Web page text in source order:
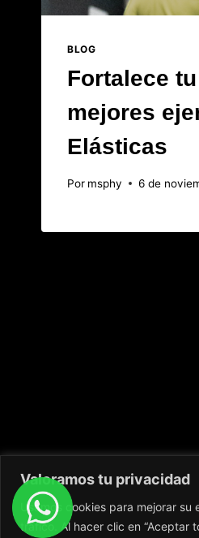
Valoramos tu privacidad
Usamos cookies para mejorar
tráfico. Al hacer clic en “Aceptar
BLOG
Fortalece
mejores
Elásticas
Por msphy 6 de